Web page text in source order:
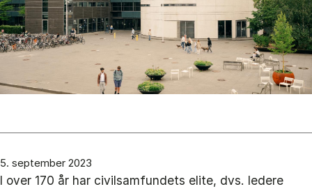
5. september 2023
I over 170 år har civilsamfundets elite, dvs. ledere